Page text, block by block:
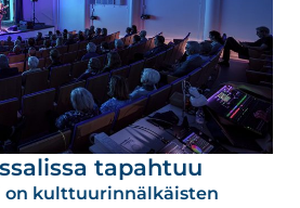
tapahtuu
on kulttuurinnälkäisten